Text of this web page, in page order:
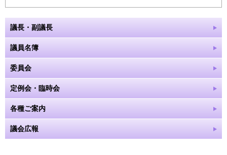
議長・副議長
議員名簿
委員会
定例会・臨時会
各種ご案内
議会広報